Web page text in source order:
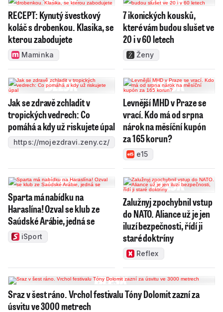
RECEPT: Kynutý švestkový
koláč s drobenkou. Klasika, se
kterou zabodujete
Maminka
7 ikonických kousků,
které vám budou slušet ve
20 i v 60 letech
Ženy
Jak se zdravě zchladit v
tropických vedrech: Co
pomáhá a kdy už riskujete úpal
https://mojezdravi.zeny.cz/
Levnější MHD v Praze se
vrací. Kdo má od srpna
nárok na měsíční kupón
za 165 korun?
e15
Sparta má nabídku na
Haraslína! Ozval se klub ze
Saúdské Arábie, jedná se
iSport
Zalužnyj zpochybnil vstup
do NATO. Aliance už je jen
iluzí bezpečnosti, řídí ji
staré doktríny
Reflex
Sraz v šest ráno. Vrchol festivalu Tóny Dolomit zazní za
úsvitu ve 3000 metrech